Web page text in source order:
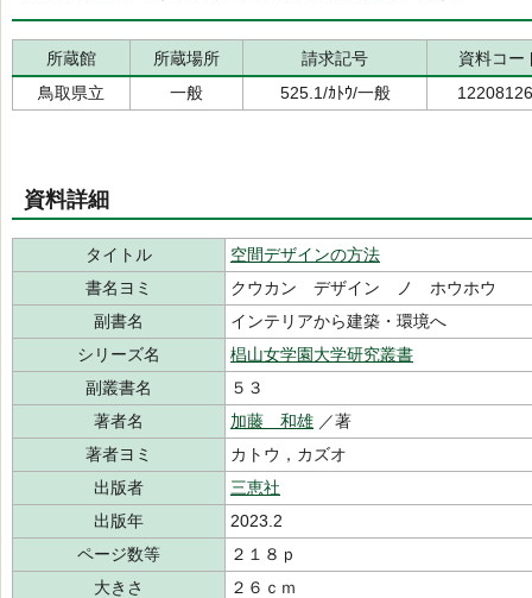
所蔵館 所蔵場所 請求記号
資料コー
鳥取県立
一般 525.1/ｶﾄｳ/一般
資料詳細
タイトル
空間デザインの方法
書名ヨミ
クウカン デザイン ノ ホウホウ
副書名
インテリアから建築・環境へ
シリーズ名
椙山女学園大学研究叢書
副叢書名
５３
著者名
加藤 和雄 ／著
著者ヨミ
カトウ，カズオ
出版者
三恵社
出版年
2023.2
ページ数等
２１８ｐ
大きさ
２６ｃｍ